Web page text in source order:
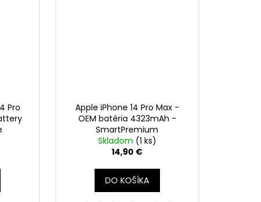
Pro
Apple iPhone 14 Pro Max -
OEM batéria 4323mAh -
SmartPremium
Skladom (1 ks)
14,90 €
DO KOŠÍKA